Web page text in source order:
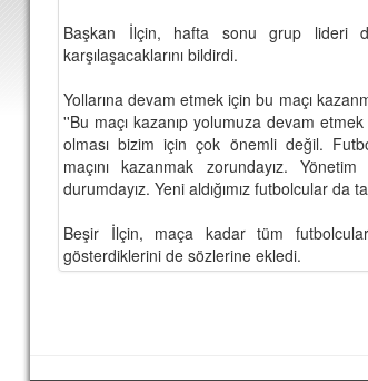
Başkan İlçin, hafta sonu grup lideri
karşılaşacaklarını bildirdi.
Yollarına devam etmek için bu maçı
''Bu maçı kazanıp yolumuza devam
olması bizim için çok önemli değil.
maçını kazanmak zorundayız.
durumdayız. Yeni aldığımız futbolcular da
Beşir İlçin, maça kadar tüm
gösterdiklerini de sözlerine ekledi.